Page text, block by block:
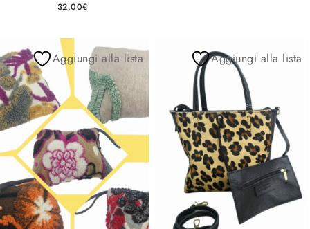
32,00€
Aggiungi alla lista Aggiungi alla lista